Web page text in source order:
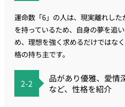
運命数「6」の人は、現実離れし
を持っているため、自身の夢を追
め、理想を強く求めるだけではな
格の持ち主です。
2-2
品があり優雅、愛情
など、性格を紹介